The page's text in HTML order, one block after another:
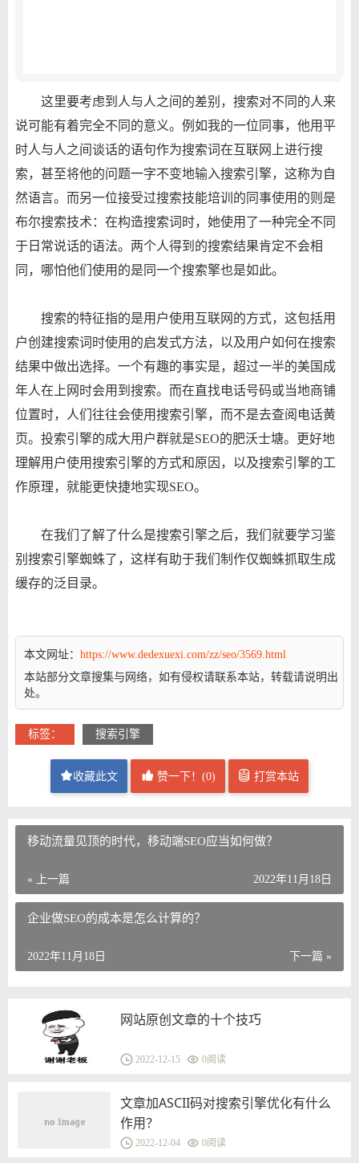
这里要考虑到人与人之间的差别，搜索对不同的人来
说可能有着完全不同的意义。例如我的一位同事，他用平
时人与人之间谈话的语句作为搜索词在互联网上进行搜
索，甚至将他的问题一字不变地输入搜索引擎，这称为自
然语言。而另一位接受过搜索技能培训的同事使用的则是
布尔搜索技术：在构造搜索词时，她使用了一种完全不同
于日常说话的语法。两个人得到的搜索结果肯定不会相
同，哪怕他们使用的是同一个搜索擎也是如此。
搜索的特征指的是用户使用互联网的方式，这包括用
户创建搜索词时使用的启发式方法，以及用户如何在搜索
结果中做出选择。一个有趣的事实是，超过一半的美国成
年人在上网时会用到搜索。而在直找电话号码或当地商铺
位置时，人们往往会使用搜索引擎，而不是去查阅电话黄
页。投索引擎的成大用户群就是SEO的肥沃士塘。更好地
理解用户使用搜索引擎的方式和原因，以及搜索引擎的工
作原理，就能更快捷地实现SEO。
在我们了解了什么是搜索引擎之后，我们就要学习鉴
别搜索引擎蜘蛛了，这样有助于我们制作仅蜘蛛抓取生成
缓存的泛目录。
本文网址： https://www.dedexuexi.com/zz/seo/3569.html
本站部分文章搜集与网络，如有侵权请联系本站，转载请说明出
处。
标签： 搜索引擎
收藏此文 赞一下！(0) 打赏本站
移动流量见顶的时代，移动端SEO应当如何做？
« 上一篇 2022年11月18日
企业做SEO的成本是怎么计算的？
2022年11月18日 下一篇 »
网站原创文章的十个技巧
2022-12-15 0阅读
文章加ASCII码对搜索引擎优化有什么
作用？
2022-12-04 0阅读